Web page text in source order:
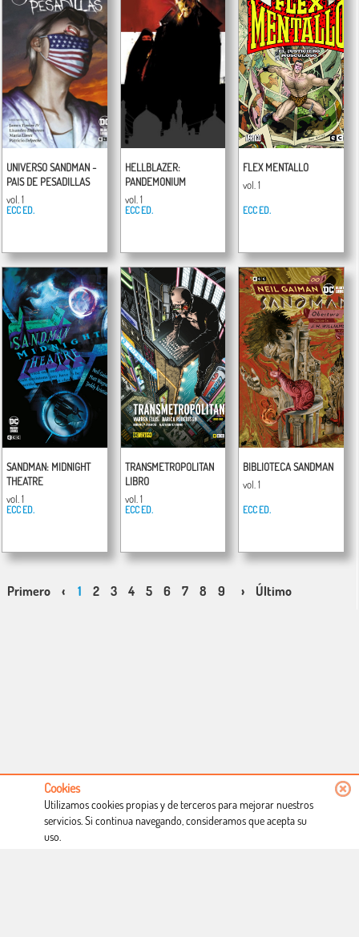
UNIVERSO SANDMAN -
PAIS DE PESADILLAS
vol. 1
ECC ED.
HELLBLAZER:
PANDEMONIUM
vol. 1
ECC ED.
FLEX MENTALLO
vol. 1
ECC ED.
SANDMAN: MIDNIGHT
THEATRE
vol. 1
ECC ED.
TRANSMETROPOLITAN
LIBRO
vol. 1
ECC ED.
BIBLIOTECA SANDMAN
vol. 1
ECC ED.
Primero ‹ 1 2 3 4 5 6 7 8 9 10 11 12
› Último
Condiciones de uso
Cookies
Utilizamos cookies propias y de terceros para mejorar nuestros
servicios. Si continua navegando, consideramos que acepta su
uso.